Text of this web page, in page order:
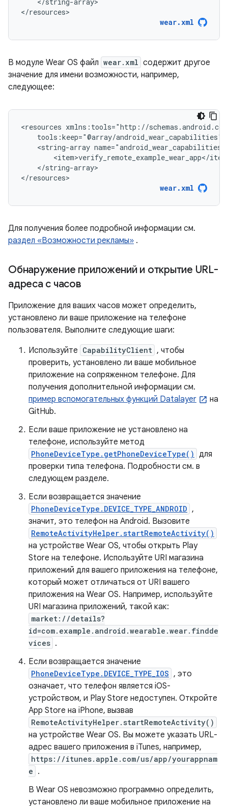
</resources>
wear.xml
В модуле Wear OS файл wear.xml содержит другое
значение для имени возможности, например,
следующее:
<resources
<string-array
</string-array>
</resources>
wear.xml
Для получения более подробной информации см.
раздел «Возможности рекламы» .
Обнаружение приложений и открытие URL-
адреса с часов
Приложение для ваших часов может определить,
установлено ли ваше приложение на телефоне
пользователя. Выполните следующие шаги:
Используйте CapabilityClient , чтобы
проверить, установлено ли ваше мобильное
приложение на сопряженном телефоне. Для
получения дополнительной информации см.
пример вспомогательных функций Datalayer
на
GitHub.
Если ваше приложение не установлено на
телефоне, используйте метод
PhoneDeviceType.getPhoneDeviceType() для
проверки типа телефона. Подробности см. в
следующем разделе.
Если возвращается значение
PhoneDeviceType.DEVICE_TYPE_ANDROID ,
значит, это телефон на Android. Вызовите
RemoteActivityHelper.startRemoteActivity()
на устройстве Wear OS, чтобы открыть Play
Store на телефоне. Используйте URI магазина
приложений для вашего приложения на телефоне,
который может отличаться от URI вашего
приложения на Wear OS. Например, используйте
URI магазина приложений, такой как:
market://details?
id=com.example.android.wearable.wear.findde
vices .
Если возвращается значение
PhoneDeviceType.DEVICE_TYPE_IOS , это
означает, что телефон является iOS-
устройством, и Play Store недоступен. Откройте
App Store на iPhone, вызвав
RemoteActivityHelper.startRemoteActivity()
на устройстве Wear OS. Вы можете указать URL-
адрес вашего приложения в iTunes, например,
https://itunes.apple.com/us/app/yourappnam
e .
В Wear OS невозможно программно определить,
установлено ли ваше мобильное приложение на